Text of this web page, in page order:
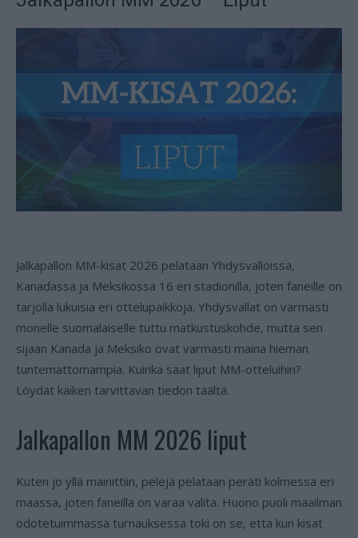
Jalkapallon MM-kisat 2026 pelataan Yhdysvalloissa,
Kanadassa ja Meksikossa 16 eri stadionilla, joten faneille on
tarjolla lukuisia eri ottelupaikkoja. Yhdysvallat on varmasti
monelle suomalaiselle tuttu matkustuskohde, mutta sen
sijaan Kanada ja Meksiko ovat varmasti maina hieman
tuntemattomampia. Kuinka saat liput MM-otteluihin?
Löydät kaiken tarvittavan tiedon täältä.
Jalkapallon MM 2026 liput
Kuten jo yllä mainittiin, pelejä pelataan peräti kolmessa eri
maassa, joten faneilla on varaa valita. Huono puoli maailman
odotetuimmassa turnauksessa toki on se, että kun kisat